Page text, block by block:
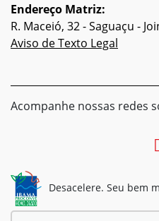
Endereço Matriz:
R. Maceió, 32 - Saguaçu -
Aviso de Texto Legal
Acompanhe nossas redes
Desacelere. Seu bem